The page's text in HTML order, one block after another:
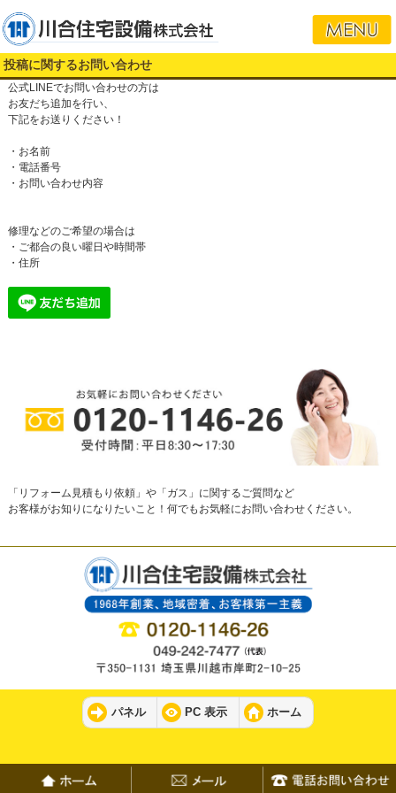
投稿に関するお問い合わせ
公式LINEでお問い合わせの方は
お友だち追加を行い、
下記をお送りください！
・お名前
・電話番号
・お問い合わせ内容
修理などのご希望の場合は
・ご都合の良い曜日や時間帯
・住所
「リフォーム見積もり依頼」や「ガス」に関するご質問など
お客様がお知りになりたいこと！何でもお気軽にお問い合わせください。
パネル PC 表示 ホーム